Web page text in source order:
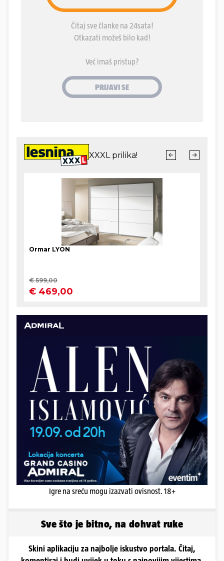
Igre na sreću mogu izazvati ovisnost. 18+
Sve što je bitno, na dohvat ruke
Skini aplikaciju za najbolje iskustvo portala. Čitaj,